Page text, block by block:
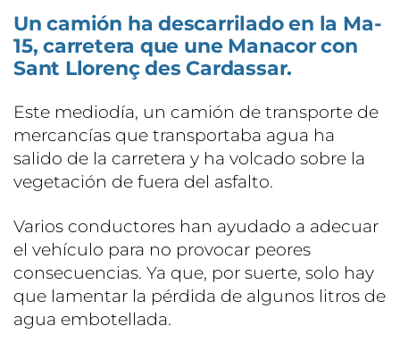
Un camión ha descarrilado en la Ma-
15, carretera que une Manacor con
Sant Llorenç des Cardassar.
Este mediodía, un camión de transporte de
mercancías que transportaba agua ha
salido de la carretera y ha volcado sobre la
vegetación de fuera del asfalto.
Varios conductores han ayudado a adecuar
el vehículo para no provocar peores
consecuencias. Ya que, por suerte, solo hay
que lamentar la pérdida de algunos litros de
agua embotellada.